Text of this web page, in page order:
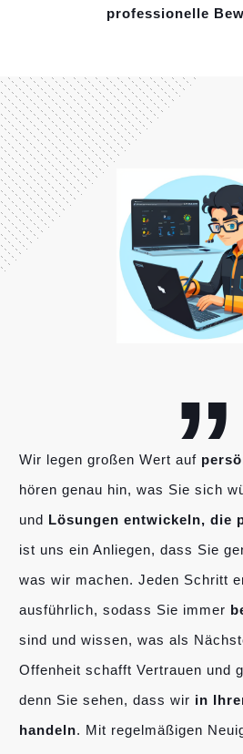
professionelle
„
Wir legen großen Wert auf
hören genau hin, was Sie sich
und Lösungen entwickeln, die
ist uns ein Anliegen, dass Sie
was wir machen. Jeden Schritt
ausführlich, sodass Sie immer
sind und wissen, was als
Offenheit schafft Vertrauen und
denn Sie sehen, dass wir in
handeln. Mit regelmäßigen